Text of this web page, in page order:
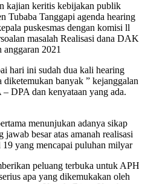
kajian keritis kebijakan publik
Tubaba Tanggapi agenda hearing
puskesmas dengan komisi ll
masalah Realisasi dana DAK
2021
hari ini sudah dua kali hearing
banyak ” kejanggalan
DPA dan kenyataan yang ada.
menunjukan adanya sikap
besar atas amanah realisasi
yang mencapai puluhan milyar
peluang terbuka untuk APH
apa yang dikemukakan oleh